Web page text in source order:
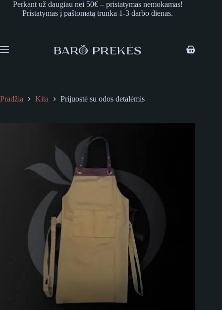
SkipPerkant už daugiau nei 50€ – pristatymas nemokamas!
Pristatymas į paštomatą trunka 1-3 darbo dienas.
Shopping
Pradžia Kita Prijuostė su odos detalėmis